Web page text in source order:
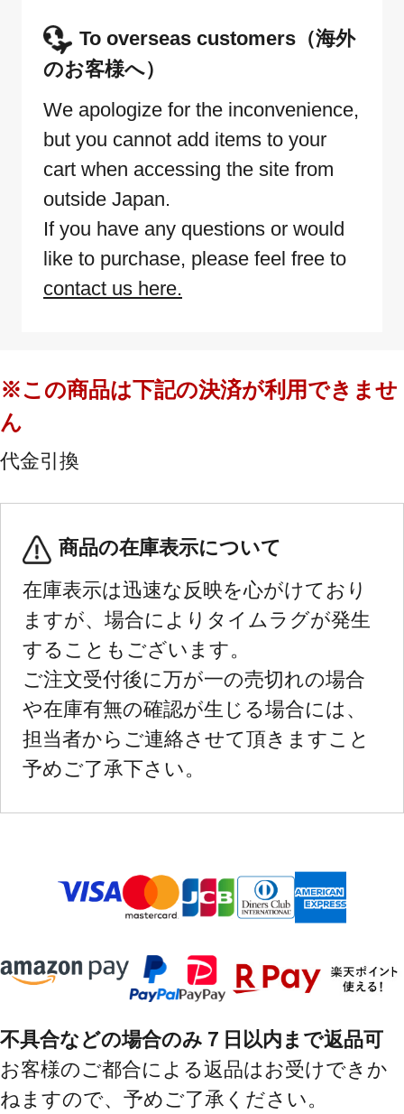
To overseas customers（海外
のお客様へ）
We apologize for the inconvenience,
but you cannot add items to your
cart when accessing the site from
outside Japan.
If you have any questions or would
like to purchase, please feel free to
contact us here.
※この商品は下記の決済が利用できませ
ん
代金引換
商品の在庫表示について
在庫表示は迅速な反映を心がけており
ますが、場合によりタイムラグが発生
することもございます。
ご注文受付後に万が一の売切れの場合
や在庫有無の確認が生じる場合には、
担当者からご連絡させて頂きますこと
予めご了承下さい。
不具合などの場合のみ７日以内まで返品可
お客様のご都合による返品はお受けできか
ねますので、予めご了承ください。